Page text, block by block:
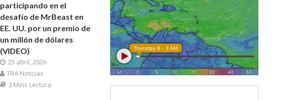
participando en el
desafío de MrBeast en
EE. UU. por un premio de
un millón de dólares
(VIDEO)
25 abril, 2026
TRA Noticias
3 Mins Lectura